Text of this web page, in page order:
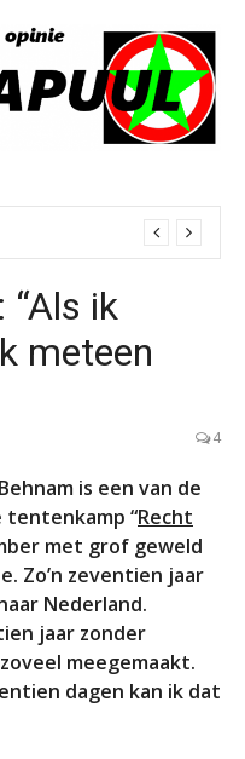
“Als ik
meteen
4
Behnam is een van de
“Recht
met grof geweld
Zo’n zeventien jaar
Nederland.
jaar zonder
meegemaakt.
dagen kan ik dat